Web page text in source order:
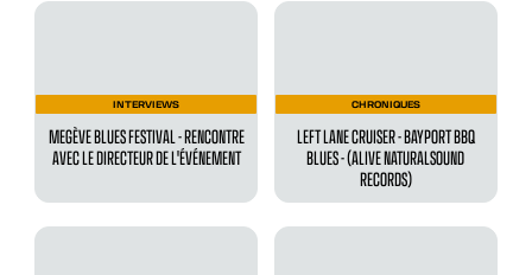
INTERVIEWS
MEGÈVE BLUES FESTIVAL - RENCONTRE
AVEC LE DIRECTEUR DE L'ÉVÉNEMENT
CHRONIQUES
LEFT LANE CRUISER - BAYPORT BBQ
BLUES - (ALIVE NATURALSOUND
RECORDS)